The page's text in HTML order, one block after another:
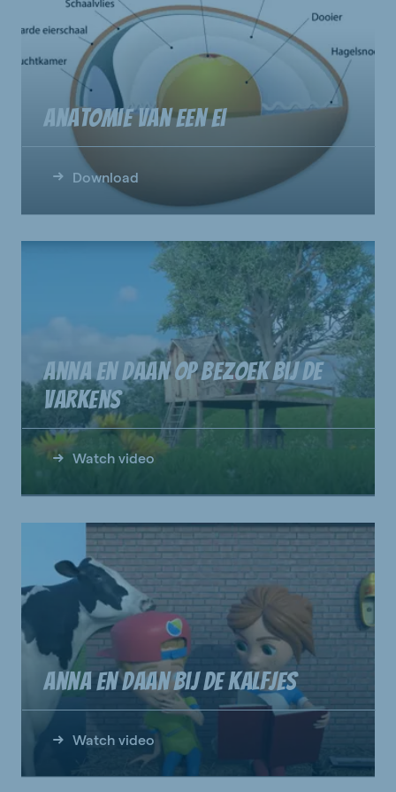
Anatomie van een ei
Download
Anna en Daan op bezoek bij de
varkens
Watch video
Anna en Daan bij de kalfjes
Watch video